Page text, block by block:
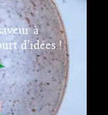
à
d’idées !